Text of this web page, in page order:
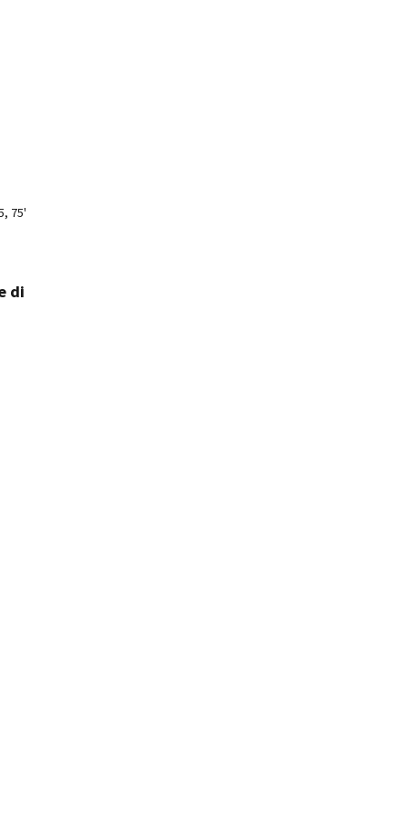
75'
di